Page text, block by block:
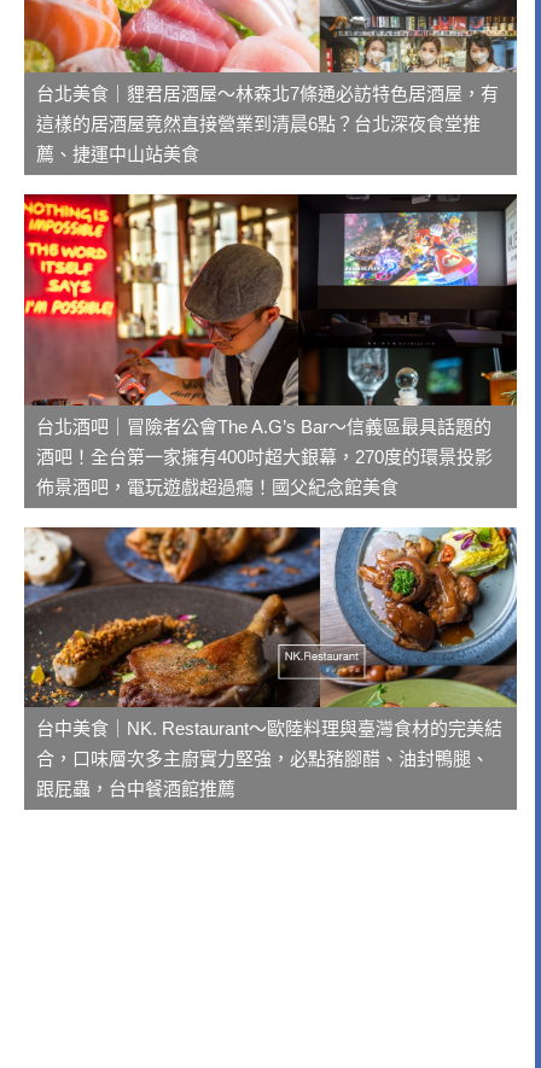
台北美食｜貍君居酒屋～林森北7條通必訪特色居酒屋，有
這樣的居酒屋竟然直接營業到清晨6點？台北深夜食堂推
薦、捷運中山站美食
台北酒吧｜冒險者公會The A.G’s Bar～信義區最具話題的
酒吧！全台第一家擁有400吋超大銀幕，270度的環景投影
佈景酒吧，電玩遊戲超過癮！國父紀念館美食
台中美食｜NK. Restaurant～歐陸料理與臺灣食材的完美結
合，口味層次多主廚實力堅強，必點豬腳醋、油封鴨腿、
跟屁蟲，台中餐酒館推薦